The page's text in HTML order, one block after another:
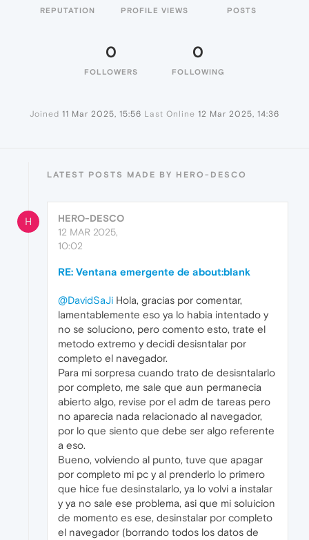
REPUTATION PROFILE VIEWS POSTS
0
FOLLOWERS
0
FOLLOWING
Joined 11 Mar 2025, 15:56 Last Online 12 Mar 2025, 14:36
LATEST POSTS MADE BY HERO-DESCO
H
HERO-DESCO
12 MAR 2025,
10:02
RE: Ventana emergente de about:blank
@DavidSaJi Hola, gracias por comentar,
lamentablemente eso ya lo habia intentado y
no se soluciono, pero comento esto, trate el
metodo extremo y decidi desisntalar por
completo el navegador.
Para mi sorpresa cuando trato de desisntalarlo
por completo, me sale que aun permanecia
abierto algo, revise por el adm de tareas pero
no aparecia nada relacionado al navegador,
por lo que siento que debe ser algo referente
a eso.
Bueno, volviendo al punto, tuve que apagar
por completo mi pc y al prenderlo lo primero
que hice fue desinstalarlo, ya lo volvi a instalar
y ya no sale ese problema, asi que mi soluicion
de momento es ese, desinstalar por completo
el navegador (borrando todos los datos de